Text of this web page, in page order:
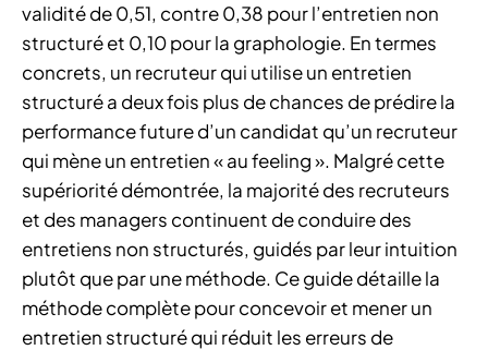
validité de 0,51, contre 0,38 pour l’entretien non
structuré et 0,10 pour la graphologie. En termes
concrets, un recruteur qui utilise un entretien
structuré a deux fois plus de chances de prédire la
performance future d’un candidat qu’un recruteur
qui mène un entretien « au feeling ». Malgré cette
supériorité démontrée, la majorité des recruteurs
et des managers continuent de conduire des
entretiens non structurés, guidés par leur intuition
plutôt que par une méthode. Ce guide détaille la
méthode complète pour concevoir et mener un
entretien structuré qui réduit les erreurs de